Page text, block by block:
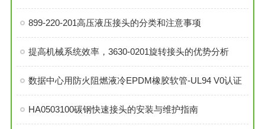
899-220-201高压液压接头的分类和注意事项
提高机械系统效率，3630-0201旋转接头的优势分析
数据中心用防火阻燃液冷EPDM橡胶软管-UL94 V0认证
HA0503100碳钢快速接头的安装与维护指南